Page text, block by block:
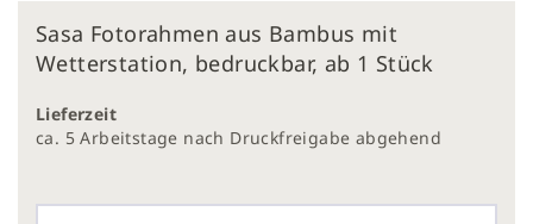
Anfang
der
Bildergalerie
Sasa Fotorahmen aus Bambus mit
Wetterstation, bedruckbar, ab 1 Stück
Lieferzeit
ca. 5 Arbeitstage nach Druckfreigabe abgehend